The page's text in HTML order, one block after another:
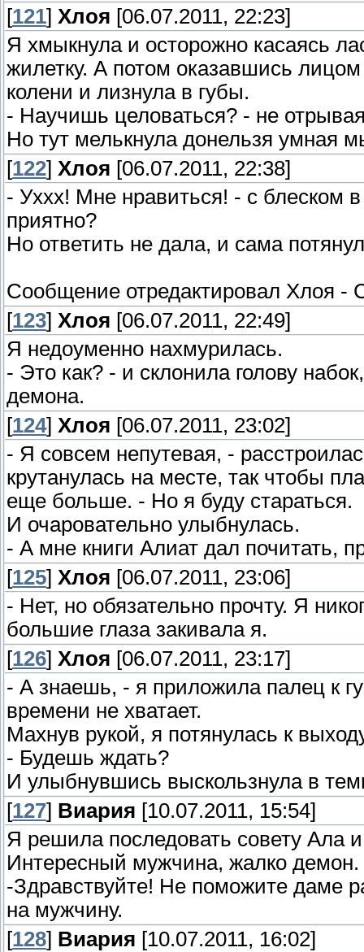
[121] Хлоя [06.07.2011, 22:23]
Я хмыкнула и осторожно касаясь
жилетку. А потом оказавшись
колени и лизнула в губы.
- Научишь целоваться? - не
Но тут мелькнула донельзя умная
[122] Хлоя [06.07.2011, 22:38]
- Уххх! Мне нравиться! - с блеском
приятно?
Но ответить не дала, и сама
Сообщение отредактировал Хлоя -
[123] Хлоя [06.07.2011, 22:49]
Я недоуменно нахмурилась.
- Это как? - и склонила голову
демона.
[124] Хлоя [06.07.2011, 23:02]
- Я совсем непутевая, -
крутанулась на месте, так чтобы
еще больше. - Но я буду стараться.
И очаровательно улыбнулась.
- А мне книги Алиат дал почитать,
[125] Хлоя [06.07.2011, 23:06]
- Нет, но обязательно прочту. Я
большие глаза закивала я.
[126] Хлоя [06.07.2011, 23:17]
- А знаешь, - я приложила палец к
времени не хватает.
Махнув рукой, я потянулась к
- Будешь ждать?
И улыбнувшись выскользнула в
[127] Виария [10.07.2011, 15:54]
Я решила последовать совету Ала
Интересный мужчина, жалко демон.
-Здравствуйте! Не поможите даме
на мужчину.
[128] Виария [10.07.2011, 16:02]